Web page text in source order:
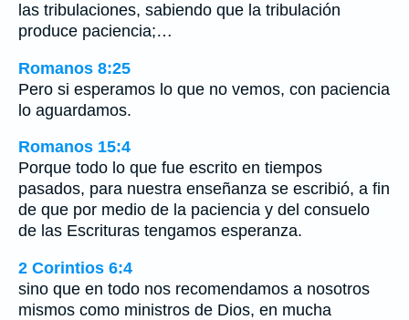
las tribulaciones, sabiendo que la tribulación
produce paciencia;…
Romanos 8:25
Pero si esperamos lo que no vemos, con paciencia
lo aguardamos.
Romanos 15:4
Porque todo lo que fue escrito en tiempos
pasados, para nuestra enseñanza se escribió, a fin
de que por medio de la paciencia y del consuelo
de las Escrituras tengamos esperanza.
2 Corintios 6:4
sino que en todo nos recomendamos a nosotros
mismos como ministros de Dios, en mucha